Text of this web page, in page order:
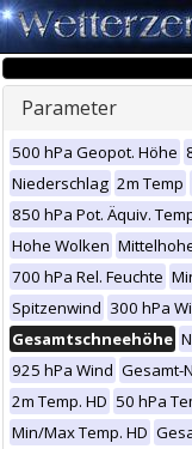
Parameter
500 hPa Geopot. Höhe
Niederschlag 2m Temp
850 hPa Pot. Äquiv.
Hohe Wolken
700 hPa Rel. Feuchte
Spitzenwind 300 hPa
Gesamtschneehöhe
925 hPa Wind Gesamt-
2m Temp. HD 50 hPa
Min/Max Temp. HD